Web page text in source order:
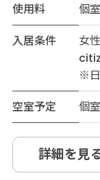
使用料
個
入居条件
女
※
空室予定
個
詳細を見